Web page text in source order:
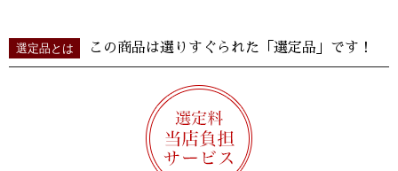
選定品とは この商品は選りすぐられた「選定品」です！